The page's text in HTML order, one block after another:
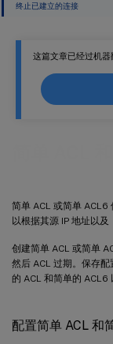
这篇文章已经过机器
简单 ACL 或简单 ACL6
以根据其源 IP 地址以及
创建简单 ACL 或简单
然后 ACL 过期。保存
的 ACL 和简单的 ACL6
配置简单 ACL 和
终止已建立的连接